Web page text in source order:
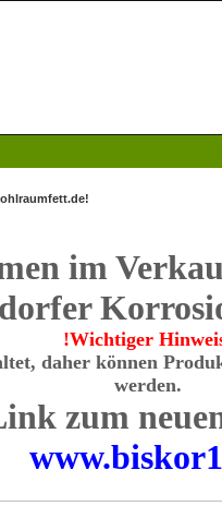
im
!Wichtiger
daher können
werden.
zum